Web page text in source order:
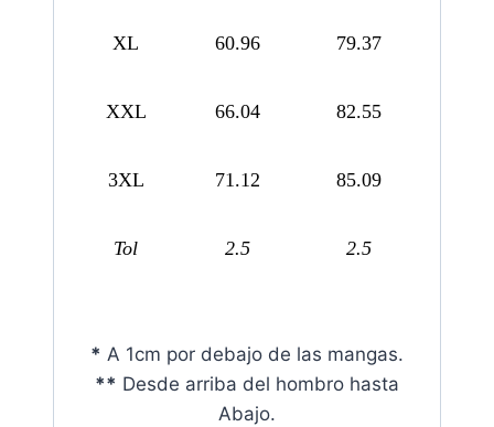
XL 60.96 79.37
XXL 66.04 82.55
3XL 71.12 85.09
Tol 2.5 2.5
* A 1cm por debajo de las mangas.
** Desde arriba del hombro hasta
Abajo.